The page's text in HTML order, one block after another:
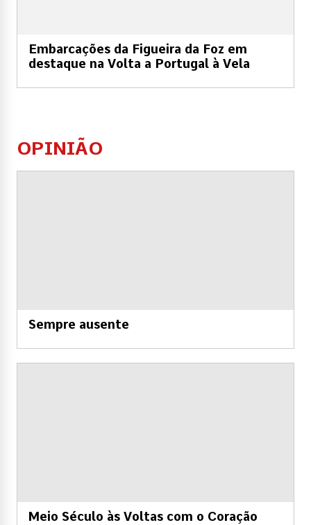
Embarcações da Figueira da Foz em
destaque na Volta a Portugal à Vela
OPINIÃO
Sempre ausente
Meio Século às Voltas com o Coração